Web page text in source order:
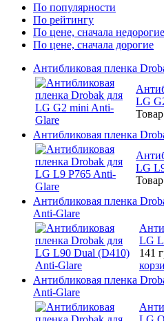
По популярности
По рейтингу
По цене, сначала недорогие
По цене, сначала дорогие
Антибликовая пленка
LG
Антибликовая пленка
LG
Антибликовая пленка
Anti-Glare
LG
141
Антибликовая пленка
Anti-Glare